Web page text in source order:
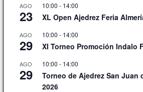
AGO
23
10:00 - 14:00
XL Open Ajedrez Feria
AGO
29
10:00 - 14:00
XI Torneo Promoción Indalo
AGO
29
10:00 - 14:00
Torneo de Ajedrez San Juan
2026